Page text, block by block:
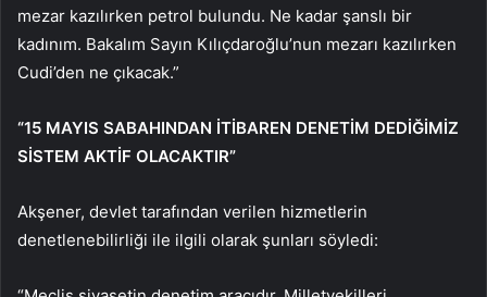
mezar kazılırken petrol bulundu. Ne kadar şanslı bir
kadınım. Bakalım Sayın Kılıçdaroğlu’nun mezarı kazılırken
Cudi’den ne çıkacak.”
“15 MAYIS SABAHINDAN İTİBAREN DENETİM DEDİĞİMİZ
SİSTEM AKTİF OLACAKTIR”
Akşener, devlet tarafından verilen hizmetlerin
denetlenebilirliği ile ilgili olarak şunları söyledi: